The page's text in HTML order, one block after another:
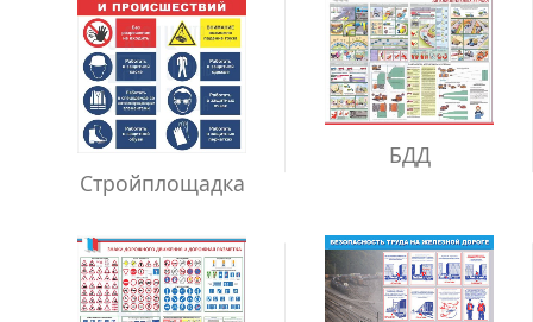
Стройплощадка
БДД